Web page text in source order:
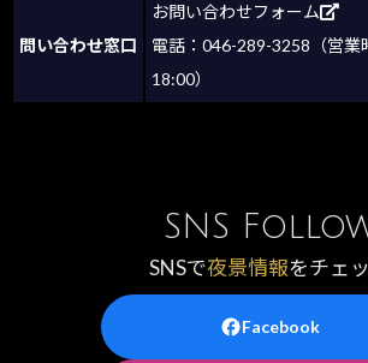
問い合わせ窓口
お問い合わせフォーム
電話：046-289-3258（営業
18:00）
SNS
SNSで夜景情報をチェ
Facebook